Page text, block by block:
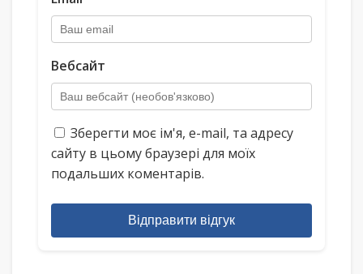
Вебсайт
Зберегти моє ім'я, e-mail, та адресу
сайту в цьому браузері для моїх
подальших коментарів.
Відправити відгук